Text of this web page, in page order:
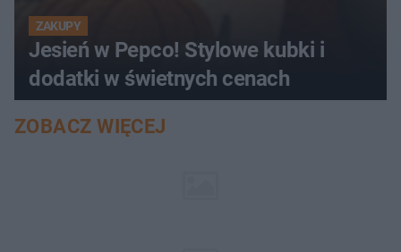
ZAKUPY
Jesień w Pepco! Stylowe kubki i
dodatki w świetnych cenach
ZOBACZ WIĘCEJ